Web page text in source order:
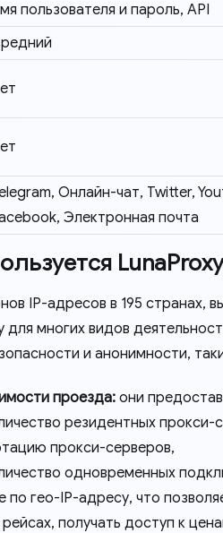
пользователя и пароль, API
Онлайн-чат, Twitter,
Электронная почта
IP-адресов в 195 странах,
для многих видов
и анонимности,
проезда: они
резидентных прокси-
прокси-серверов,
одновременных
по гео-IP-адресу, что
получать доступ к